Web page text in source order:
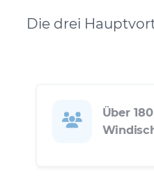
Die drei
Über